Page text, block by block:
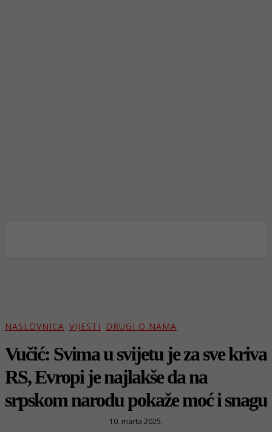
NASLOVNICA VIJESTI DRUGI O NAMA
Vučić: Svima u svijetu je za sve kriva
RS, Evropi je najlakše da na
srpskom narodu pokaže moć i snagu
10. marta 2025.